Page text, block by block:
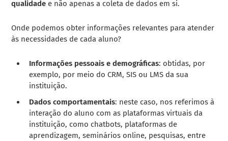
qualidade e não apenas a coleta de dados em si.
Onde podemos obter informações relevantes para atender
às necessidades de cada aluno?
Informações pessoais e demográficas: obtidas, por
exemplo, por meio do CRM, SIS ou LMS da sua
instituição.
Dados comportamentais: neste caso, nos referimos à
interação do aluno com as plataformas virtuais da
instituição, como chatbots, plataformas de
aprendizagem, seminários online, pesquisas, entre